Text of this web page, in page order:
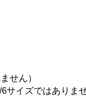
せん）
サイズではありませ